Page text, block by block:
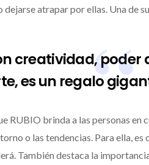
atrapar por ellas. Una de
creatividad, poder
es un regalo
RUBIO brinda a las personas en
o las tendencias. Para ella, es
También destaca la